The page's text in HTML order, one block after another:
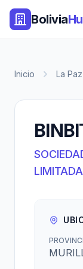
Bolivia
Inicio La Paz
LIMITADA